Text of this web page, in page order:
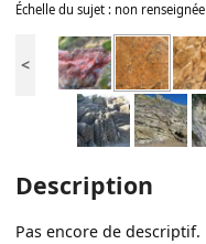
Échelle du sujet : non renseignée
<
Description
Pas encore de descriptif.